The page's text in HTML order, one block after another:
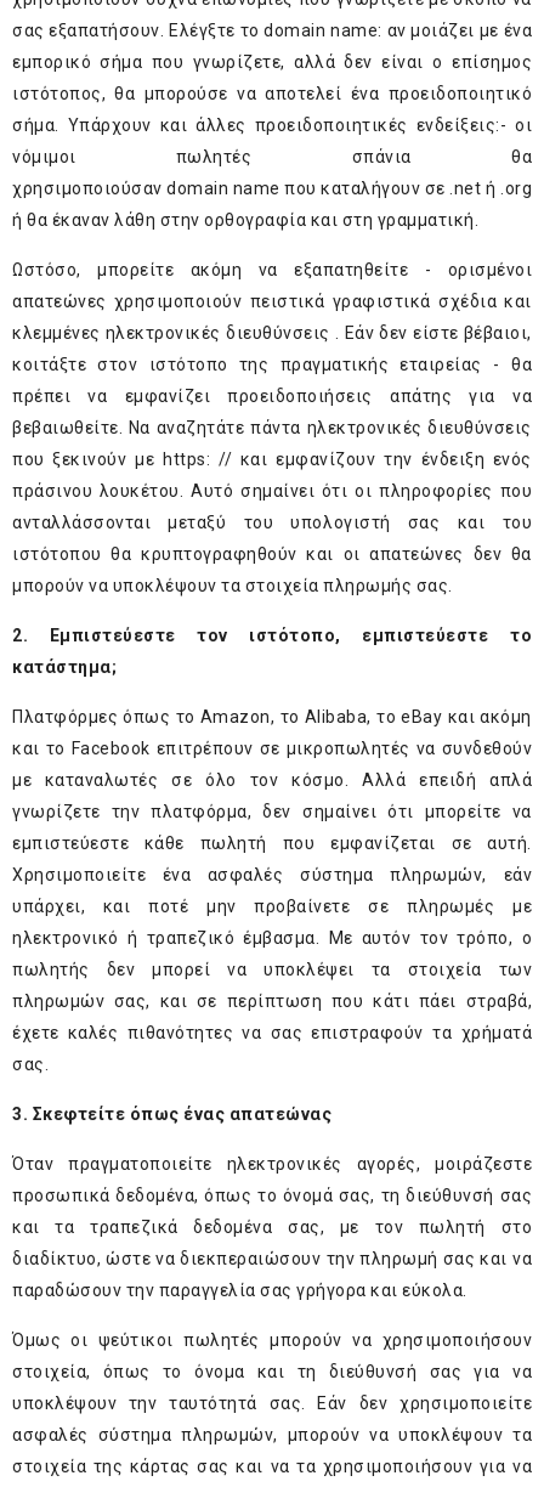
σας εξαπατήσουν. Ελέγξτε τοdomain name: αν μοιάζει με ένα
εμπορικό σήμα που γνωρίζετε, αλλά δεν είναι ο επίσημος
ιστότοπος, θα μπορούσε να αποτελεί ένα προειδοποιητικό
σήμα. Υπάρχουν και άλλες προειδοποιητικές ενδείξεις:- οι
νόμιμοι πωλητές σπάνια θα
χρησιμοποιούσανdomain name που καταλήγουν σε .net ή .org
ή θα έκαναν λάθη στην ορθογραφία και στη γραμματική.
Ωστόσο, μπορείτε ακόμη να εξαπατηθείτε - ορισμένοι
απατεώνες χρησιμοποιούν πειστικά γραφιστικά σχέδια και
κλεμμένες ηλεκτρονικές διευθύνσεις . Εάν δεν είστε βέβαιοι,
κοιτάξτε στον ιστότοπο της πραγματικής εταιρείας - θα
πρέπει να εμφανίζει προειδοποιήσεις απάτης για να
βεβαιωθείτε. Να αναζητάτε πάντα ηλεκτρονικές διευθύνσεις
που ξεκινούν με https: // και εμφανίζουν την ένδειξη ενός
πράσινου λουκέτου. Αυτό σημαίνει ότι οι πληροφορίες που
ανταλλάσσονται μεταξύ του υπολογιστή σας και του
ιστότοπου θα κρυπτογραφηθούν και οι απατεώνες δεν θα
μπορούν να υποκλέψουν τα στοιχεία πληρωμής σας.
2. Εμπιστεύεστε τον ιστότοπο, εμπιστεύεστε το
κατάστημα;
Πλατφόρμες όπως το Amazon, το Alibaba, το eBay και ακόμη
και το Facebook επιτρέπουν σε μικροπωλητές να συνδεθούν
με καταναλωτές σε όλο τον κόσμο. Αλλά επειδή απλά
γνωρίζετε την πλατφόρμα, δεν σημαίνει ότι μπορείτε να
εμπιστεύεστε κάθε πωλητή που εμφανίζεται σε αυτή.
Χρησιμοποιείτε ένα ασφαλές σύστημα πληρωμών, εάν
υπάρχει, και ποτέ μην προβαίνετε σε πληρωμές με
ηλεκτρονικό ή τραπεζικό έμβασμα. Με αυτόν τον τρόπο, ο
πωλητής δεν μπορεί να υποκλέψει τα στοιχεία των
πληρωμών σας, και σε περίπτωση που κάτι πάει στραβά,
έχετε καλές πιθανότητες να σας επιστραφούν τα χρήματά
σας.
3. Σκεφτείτε όπως ένας απατεώνας
Όταν πραγματοποιείτε ηλεκτρονικές αγορές, μοιράζεστε
προσωπικά δεδομένα, όπως το όνομά σας, τη διεύθυνσή σας
και τα τραπεζικά δεδομένα σας, με τον πωλητή στο
διαδίκτυο, ώστε να διεκπεραιώσουν την πληρωμή σας και να
παραδώσουν την παραγγελία σας γρήγορα και εύκολα.
Όμως οι ψεύτικοι πωλητές μπορούν να χρησιμοποιήσουν
στοιχεία, όπως το όνομα και τη διεύθυνσή σας για να
υποκλέψουν την ταυτότητά σας. Εάν δεν χρησιμοποιείτε
ασφαλές σύστημα πληρωμών, μπορούν να υποκλέψουν τα
στοιχεία της κάρτας σας και να τα χρησιμοποιήσουν για να